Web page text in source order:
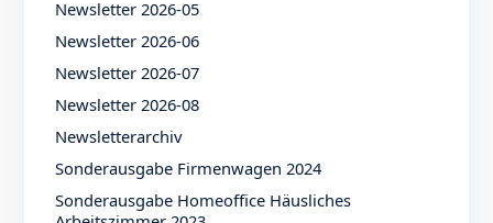
Newsletter 2026-05
Newsletter 2026-06
Newsletter 2026-07
Newsletter 2026-08
Newsletterarchiv
Sonderausgabe Firmenwagen 2024
Sonderausgabe Homeoffice Häusliches